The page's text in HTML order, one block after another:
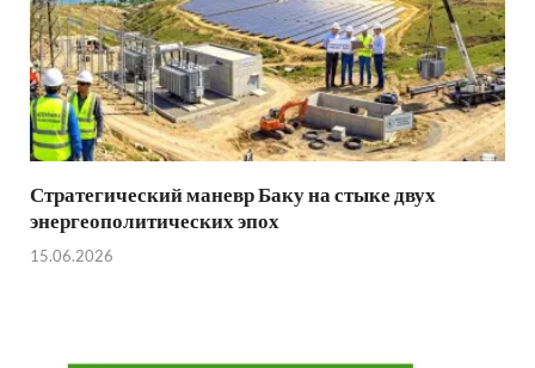
Стратегический маневр Баку на стыке двух
энергеополитических эпох
15.06.2026